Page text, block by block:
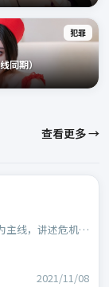
犯罪
同期）
查看更多 →
主线，讲述危机中
，吕行执导，任
2021/11/08